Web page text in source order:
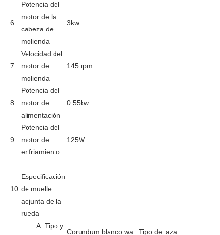
6
Potencia del
motor de la
cabeza de
molienda
3kw
7
Velocidad del
motor de
molienda
145 rpm
8
Potencia del
motor de
alimentación
0.55kw
9
Potencia del
motor de
enfriamiento
125W
10
Especificación
de muelle
adjunta de la
rueda
A. Tipo y
Corundum blanco wa Tipo de taza